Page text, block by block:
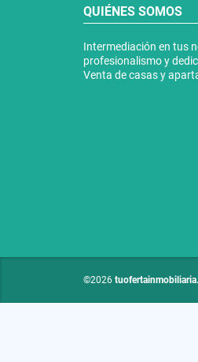
QUIÉNES SOMOS
Intermediación en tus
profesionalismo y
Venta de casas y
©2026